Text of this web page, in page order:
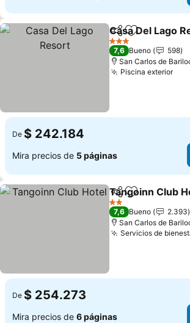
CompartirAgregar a
Casa Del Lago
3 Estrellas
7,6 Bueno
598
San Carlos de
Piscina exterior
De $ 242.184
Mira precios de 5 páginas
Compartir
Agregar a
Tangoinn Club
2 Estrellas
7,6 Bueno
2.393
San Carlos de
Servicios de
De $ 254.273
Mira precios de 6 páginas